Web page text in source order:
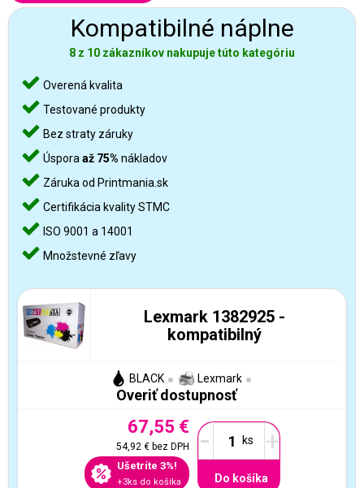
Kompatibilné náplne
8 z 10 zákazníkov nakupuje túto kategóriu
Overená kvalita
Testované produkty
Bez straty záruky
Úspora až 75% nákladov
Záruka od Printmania.sk
Certifikácia kvality STMC
ISO 9001 a 14001
Množstevné zľavy
Lexmark 1382925 -
kompatibilný
BLACK Lexmark
Overiť dostupnosť
67,55 €
54,92 €bez DPH
Ušetríte 3%!
+3ks do košíka
- +
Do košíka